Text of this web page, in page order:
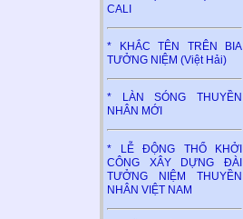
CALI
* KHẮC TÊN TRÊN BIA
TƯỞNG NIỆM (Việt Hải)
* LÀN SÓNG THUYỀN
NHÂN MỚI
* LỄ ĐỘNG THỔ KHỞI
CÔNG XÂY DỰNG ĐÀI
TƯỞNG NIỆM THUYỀN
NHÂN VIỆT NAM